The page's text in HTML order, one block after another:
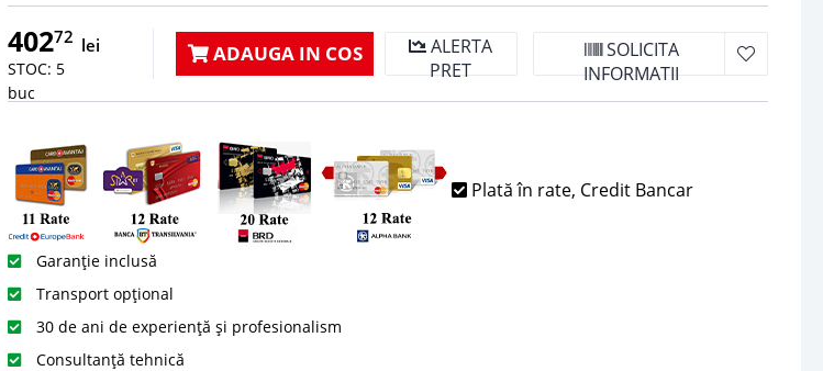
40272 lei
STOC: 5
buc
ADAUGA IN COS
ALERTA
PRET
SOLICITA
INFORMATII
Plată în rate, Credit Bancar
Garanție inclusă
Transport opțional
30 de ani de experiență și profesionalism
Consultanță tehnică